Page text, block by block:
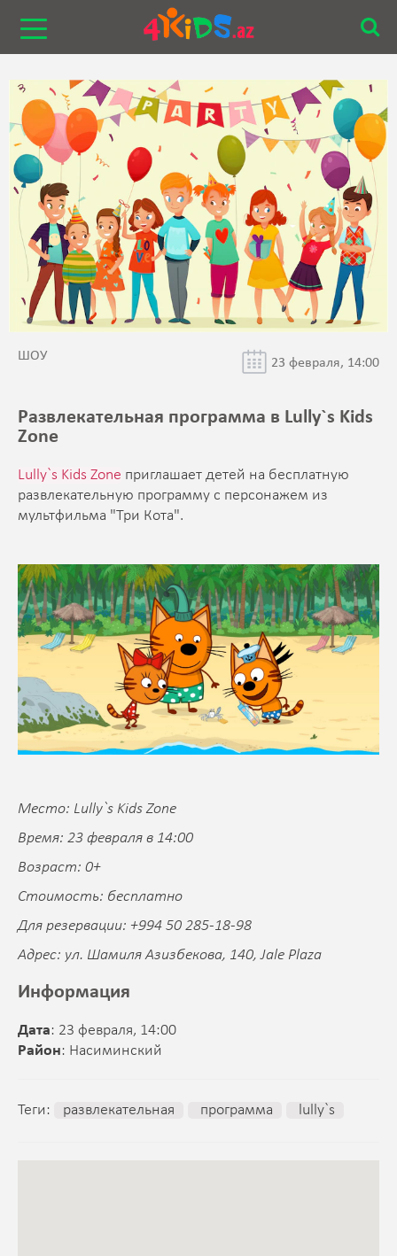
ШОУ 23 февраля, 14:00
Развлекательная программа в Lully`s Kids
Zone
Lully`s Kids Zone приглашает детей на бесплатную
развлекательную программу с персонажем из
мультфильма "Три Кота".
Место: Lully`s Kids Zone
Время: 23 февраля в 14:00
Возраст: 0+
Стоимость: бесплатно
Для резервации: +994 50 285-18-98
Адрес: ул. Шамиля Азизбекова, 140, Jale Plaza
Информация
Дата: 23 февраля, 14:00
Район: Насиминский
Теги: развлекательная программа lully`s